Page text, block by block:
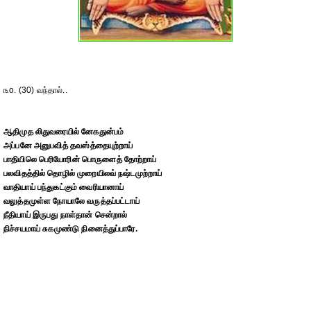
௩o. (30) வந்தால்..
ஆதிமுத லிதுவரையில் னேகதுன்பம்
அப்பனே அனுபவித் தவஸ்த்தையுற்றாய்
பாதியிலெ பெரியோரின் பொருளைத் தோற்றாய்
பலவிதத்தில் தொழில் முறையிலவ் நஷ்டமுற்றாய்
வாதியாய் பந்துகட்கும் வைரியானாய்
வலுத்தமுள்ள நோயாலே வருத்தப்பட்டாய்
நீதியாய் இருபது நாள்தான் சென்றால்
நிச்சயமாய் சுகமுண்டு நினைத்துப்பாரே.